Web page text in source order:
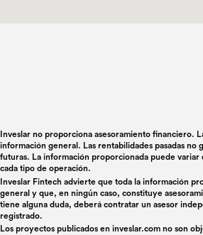
Inveslar no proporciona asesoramiento financiero.
información general. Las rentabilidades pasadas no
futuras. La información proporcionada puede variar
cada tipo de operación.
Inveslar Fintech advierte que toda la información
general y que, en ningún caso, constituye
tiene alguna duda, deberá contratar un asesor
registrado.
Los proyectos publicados en inveslar.com no son